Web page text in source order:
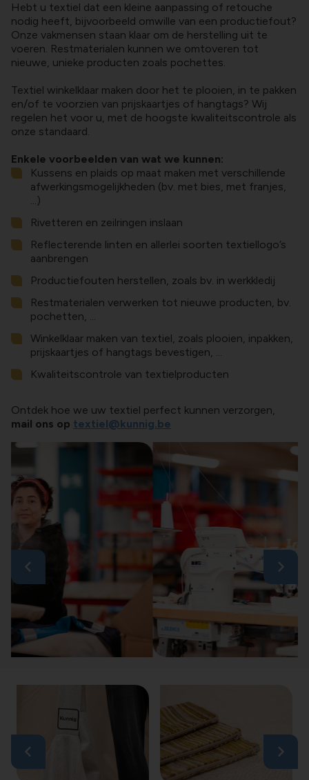
Hebt u textiel dat een kleine aanpassing of retouche
nodig heeft, bijvoorbeeld omwille van een productiefout?
Onze vakmensen staan klaar om de herstelling uit te
voeren. Restmaterialen kunnen we omtoveren tot
nieuwe, unieke producten zoals pochettes.
Textiel winkelklaar maken door het te plooien, in te pakken
en/of te voorzien van prijskaartjes of hangtags? Wij
regelen het voor u, met de hoogste kwaliteitscontrole als
onze standaard.
Enkele voorbeelden van wat we kunnen:
Kussens en plaids op maat maken met verschillende
afwerkingsmogelijkheden (bv. met bies, met franjes,
...)
Rivetteren en zeilringen inslaan
Reflecterende linten en allerlei soorten textiellogo’s
aanbrengen
Productiefouten herstellen, zoals bv. in werkkledij
Restmaterialen verwerken tot nieuwe producten, bv.
pochetten, ...
Winkelklaar maken van textiel, zoals plooien, inpakken,
prijskaartjes of hangtags bevestigen, ...
Kwaliteitscontrole van textielproducten
Ontdek hoe we uw textiel perfect kunnen verzorgen,
mail ons op textiel@kunnig.be